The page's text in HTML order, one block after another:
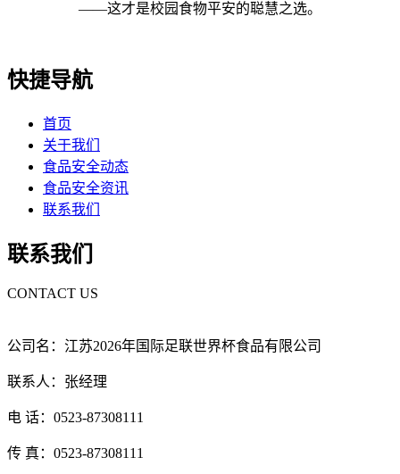
——这才是校园食物平安的聪慧之选。
快捷导航
首页
关于我们
食品安全动态
食品安全资讯
联系我们
联系我们
CONTACT US
公司名：江苏2026年国际足联世界杯食品有限公司
联系人：张经理
电 话：0523-87308111
传 真：0523-87308111